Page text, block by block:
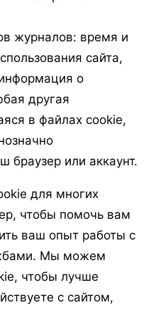
журналов: время и
сайта,
о
другая
в файлах cookie,
браузер или аккаунт.
для многих
чтобы помочь вам
ваш опыт работы с
Мы можем
чтобы лучше
с сайтом,